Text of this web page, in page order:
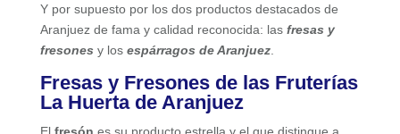
Y por supuesto por los dos productos destacados de
Aranjuez de fama y calidad reconocida: las fresas y
fresones y los espárragos de Aranjuez.
Fresas y Fresones de las Fruterías
La Huerta de Aranjuez
El fresón es su producto estrella y el que distingue a